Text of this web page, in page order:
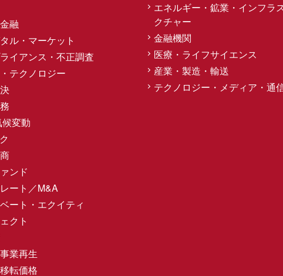
融
ル・マーケット
イアンス・不正調査
テクノロジー
変動
ンド
ート／M&A
ート・エクイティ
クト
業再生
転価格
エネルギー・鉱業・インフラ
クチャー
金融機関
医療・ライフサイエンス
産業・製造・輸送
テクノロジー・メディア・通